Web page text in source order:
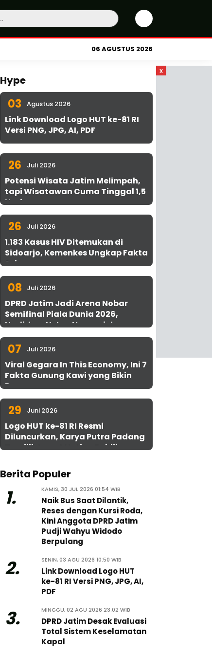
06 AGUSTUS 2026
x
Hype
03 Agustus 2026
Link Download Logo HUT ke-81 RI
Versi PNG, JPG, AI, PDF
26 Juli 2026
Potensi Wisata Jatim Melimpah,
tapi Wisatawan Cuma Tinggal 1,5
Hari
26 Juli 2026
1.183 Kasus HIV Ditemukan di
Sidoarjo, Kemenkes Ungkap Fakta
Sebenarnya
08 Juli 2026
DPRD Jatim Jadi Arena Nobar
Semifinal Piala Dunia 2026,
Hadirkan Uston Nawawi dan
UMKM Gratis untuk 1.000 Warga
07 Juli 2026
Viral Gegara In This Economy, Ini 7
Fakta Gunung Kawi yang Bikin
Penasaran
29 Juni 2026
Logo HUT ke-81 RI Resmi
Diluncurkan, Karya Putra Padang
Terpilih Lewat Voting Publik
Berita Populer
1. KAMIS, 30 JUL 2026 01:54 WIB
Naik Bus Saat Dilantik,
Reses dengan Kursi Roda,
Kini Anggota DPRD Jatim
Pudji Wahyu Widodo
Berpulang
2. SENIN, 03 AGU 2026 10:50 WIB
Link Download Logo HUT
ke-81 RI Versi PNG, JPG, AI,
PDF
3. MINGGU, 02 AGU 2026 23:02 WIB
DPRD Jatim Desak Evaluasi
Total Sistem Keselamatan
Kapal